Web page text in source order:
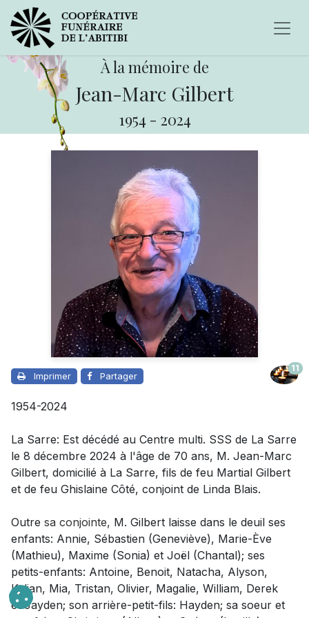
À la mémoire de
Jean-Marc Gilbert
1954 - 2024
Imprimer Partager
11
1954-2024
La Sarre: Est décédé au Centre multi. SSS de La Sarre
le 8 décembre 2024 à l'âge de 70 ans, M. Jean-Marc
Gilbert, domicilié à La Sarre, fils de feu Martial Gilbert
et de feu Ghislaine Côté, conjoint de Linda Blais.
Outre sa conjointe, M. Gilbert laisse dans le deuil ses
enfants: Annie, Sébastien (Geneviève), Marie-Ève
(Mathieu), Maxime (Sonia) et Joël (Chantal); ses
petits-enfants: Antoine, Benoit, Natacha, Alyson,
Kylian, Mia, Tristan, Olivier, Magalie, William, Derek
et Jayden; son arrière-petit-fils: Hayden; sa soeur et